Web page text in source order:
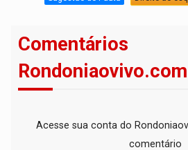
Comentários
Acesse sua conta do
comentário